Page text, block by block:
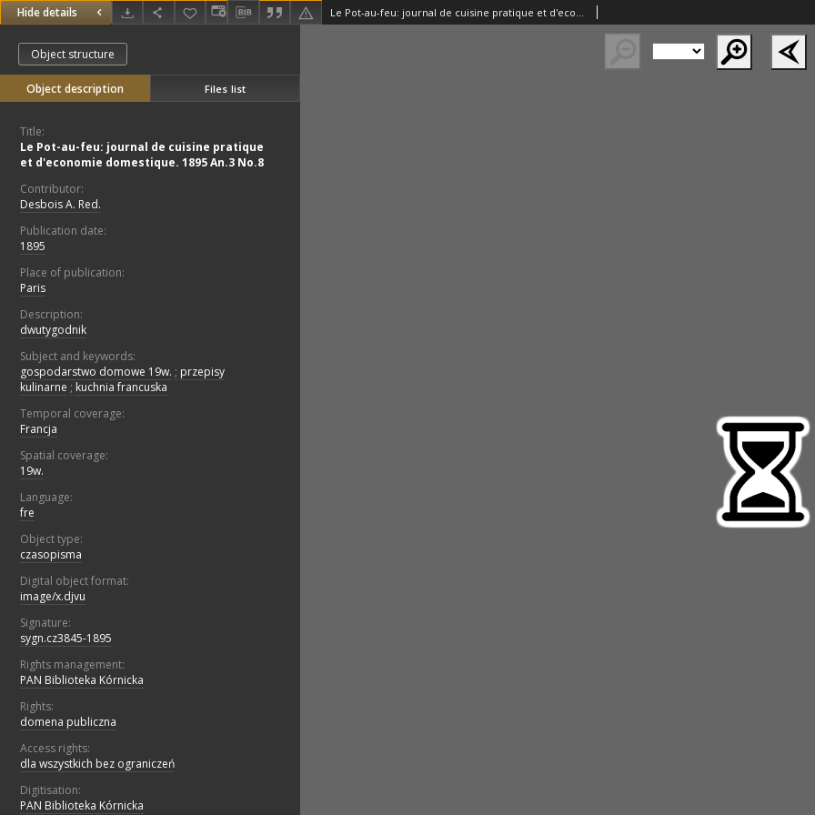
Hide details Le Pot-au-feu: journal de cuisine pratique et d'economie domestique. 1895 An.3 No.8
Object structure
Object description Files list
Title:
Le Pot-au-feu: journal de cuisine pratique
et d'economie domestique. 1895 An.3 No.8
Contributor:
Desbois A. Red.
Publication date:
1895
Place of publication:
Paris
Description:
dwutygodnik
Subject and keywords:
gospodarstwo domowe 19w. ; przepisy
kulinarne ; kuchnia francuska
Temporal coverage:
Francja
Spatial coverage:
19w.
Language:
fre
Object type:
czasopisma
Digital object format:
image/x.djvu
Signature:
sygn.cz3845-1895
Rights management:
PAN Biblioteka Kórnicka
Rights:
domena publiczna
Access rights:
dla wszystkich bez ograniczeń
Digitisation:
PAN Biblioteka Kórnicka